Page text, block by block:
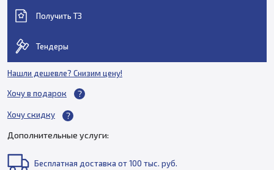
Дополнительные услуги:
Бесплатная доставка от 100 тыс. руб.
Получить ТЗ
Тендеры
Нашли дешевле? Снизим цену!
Хочу в подарок
Хочу скидку